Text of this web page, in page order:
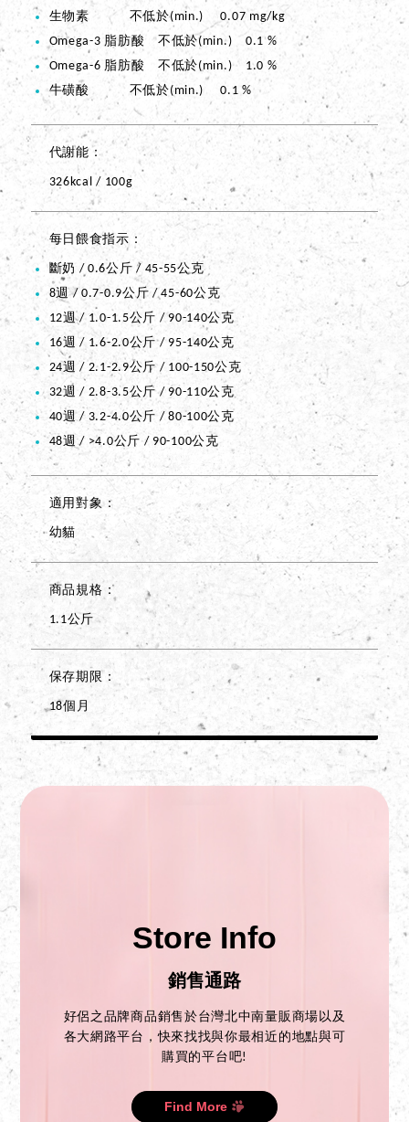
生物素 不低於(min.) 0.07 mg/kg
Omega-3 脂肪酸 不低於(min.) 0.1 %
Omega-6 脂肪酸 不低於(min.) 1.0 %
牛磺酸 不低於(min.) 0.1 %
代謝能
326kcal / 100g
每日餵食指示
斷奶 / 0.6公斤 / 45-55公克
8週 / 0.7-0.9公斤 / 45-60公克
12週 / 1.0-1.5公斤 / 90-140公克
16週 / 1.6-2.0公斤 / 95-140公克
24週 / 2.1-2.9公斤 / 100-150公克
32週 / 2.8-3.5公斤 / 90-110公克
40週 / 3.2-4.0公斤 / 80-100公克
48週 / >4.0公斤 / 90-100公克
適用對象
幼貓
商品規格
1.1公斤
保存期限
18個月
Store Info
銷售通路
好侶之品牌商品銷售於台灣北中南量販商場以及
各大網路平台，快來找找與你最相近的地點與可
購買的平台吧!
Find More